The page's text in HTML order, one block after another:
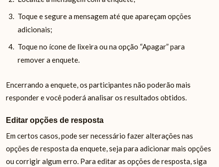
Toque e segure a mensagem até que apareçam opções
adicionais;
Toque no ícone de lixeira ou na opção “Apagar” para
remover a enquete.
Encerrando a enquete, os participantes não poderão mais
responder e você poderá analisar os resultados obtidos.
Editar opções de resposta
Em certos casos, pode ser necessário fazer alterações nas
opções de resposta da enquete, seja para adicionar mais opções
ou corrigir algum erro. Para editar as opções de resposta, siga